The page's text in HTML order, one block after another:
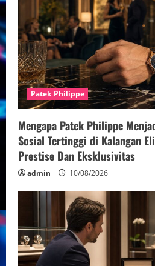
Patek Philippe
Mengapa Patek Philippe
Sosial Tertinggi di Kalangan
Prestise Dan Eksklusivitas
admin 10/08/2026